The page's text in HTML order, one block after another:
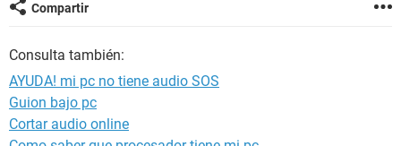
Compartir
Consulta también:
AYUDA! mi pc no tiene audio SOS
Guion bajo pc
Cortar audio online